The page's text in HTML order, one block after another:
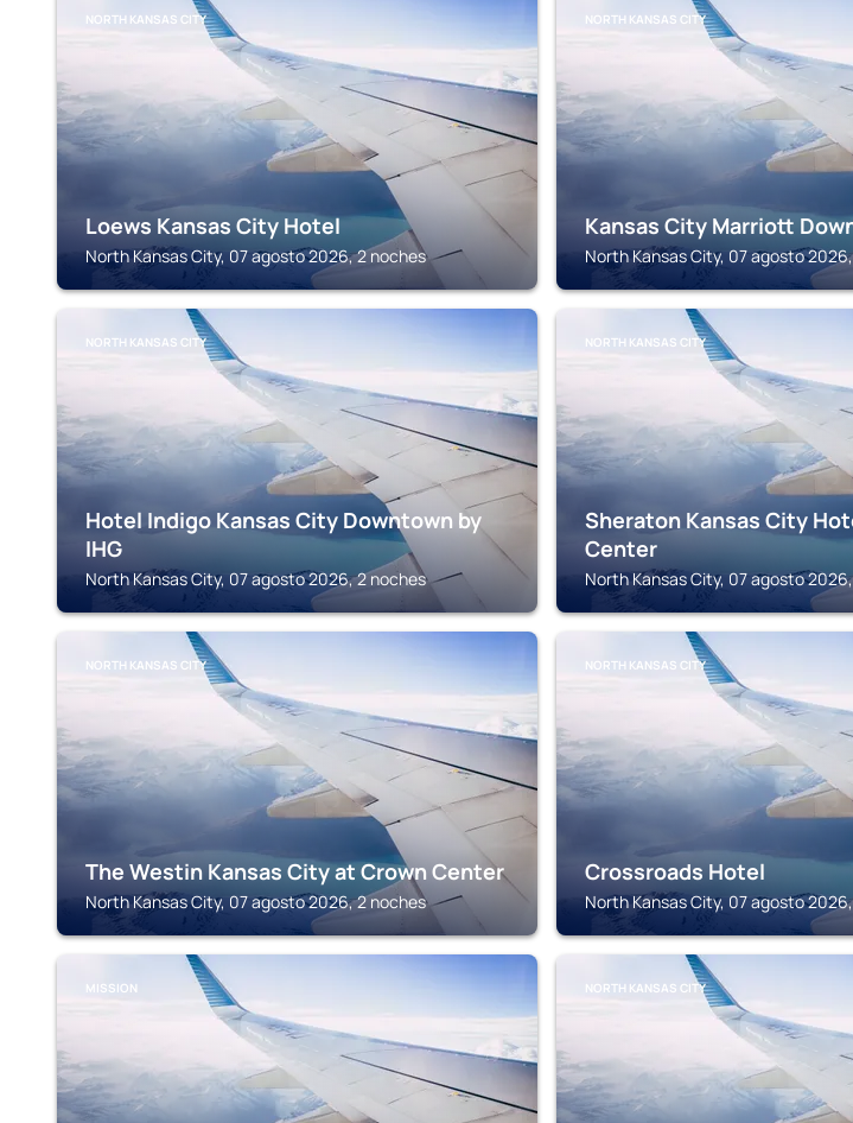
NORTH KANSAS CITY
Loews Kansas City Hotel
North Kansas City, 07 agosto 2026, 2 noches
NORTH KANSAS CITY
Kansas City Marriott
North Kansas City, 07 agosto
NORTH KANSAS CITY
Hotel Indigo Kansas City Downtown by
IHG
North Kansas City, 07 agosto 2026, 2 noches
NORTH KANSAS CITY
Sheraton Kansas City
Center
North Kansas City, 07 agosto
NORTH KANSAS CITY
The Westin Kansas City at Crown Center
North Kansas City, 07 agosto 2026, 2 noches
NORTH KANSAS CITY
Crossroads Hotel
North Kansas City, 07 agosto
MISSION NORTH KANSAS CITY